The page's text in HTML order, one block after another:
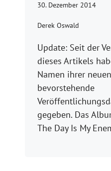
30. Dezember 2014
Derek Oswald
Update: Seit der
dieses Artikels
Namen ihrer
bevorstehende
gegeben. Das
The Day Is My